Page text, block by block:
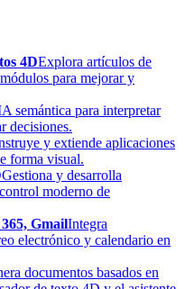
4DExplora artículos de
para mejorar y
semántica para interpretar
decisiones.
y extiende aplicaciones
forma visual.
Gestiona y desarrolla
moderno de
GmailIntegra
electrónico y calendario en
documentos basados en